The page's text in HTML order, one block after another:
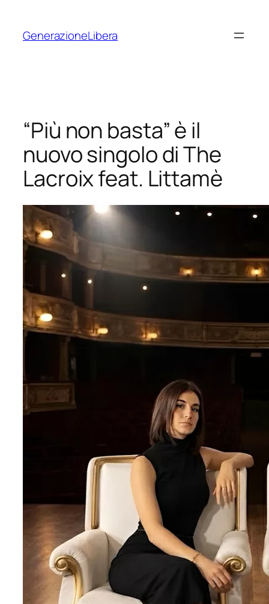
contenuto
GenerazioneLibera
“Più non basta” è il
nuovo singolo di The
Lacroix feat. Littamè